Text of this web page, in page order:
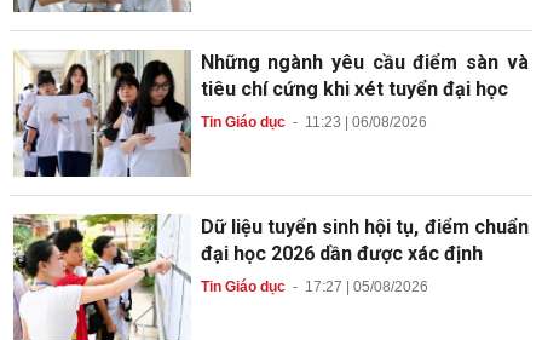
Những ngành yêu cầu điểm sàn và
tiêu chí cứng khi xét tuyển đại học
Tin Giáo dục- 11:23 | 06/08/2026
Dữ liệu tuyển sinh hội tụ, điểm chuẩn
đại học 2026 dần được xác định
Tin Giáo dục- 17:27 | 05/08/2026